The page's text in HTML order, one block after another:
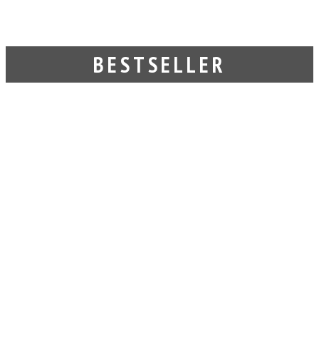
BESTSELLER